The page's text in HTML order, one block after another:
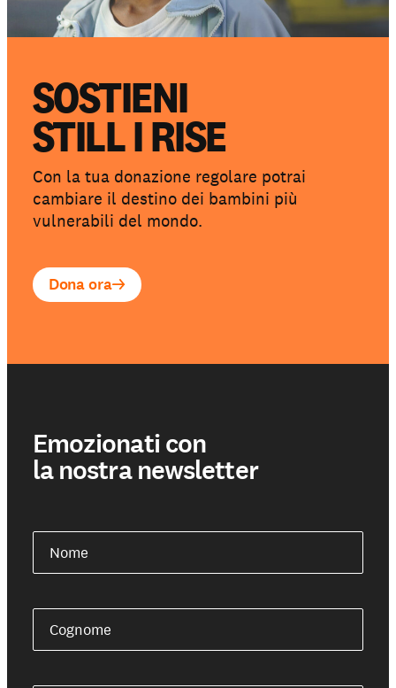
SOSTIENI
STILL I RISE
Con la tua donazione regolare potrai
cambiare il destino dei bambini più
vulnerabili del mondo.
Dona ora
Emozionati con
la nostra newsletter
Nome
Cognome